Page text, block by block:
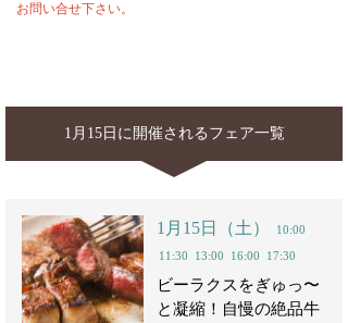
お問い合せ下さい。
1月15日に開催されるフェア一覧
1月15日（土）
10:00
11:30
13:00 16:00 17:30
ビーラクスをぎゅっ〜
と凝縮！自慢の絶品牛